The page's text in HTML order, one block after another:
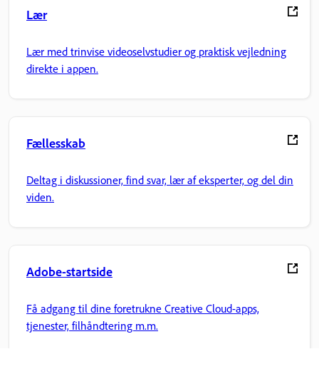
Lær
Lær med trinvise videoselvstudier og praktisk vejledning
direkte i appen.
Fællesskab
Deltag i diskussioner, find svar, lær af eksperter, og del din
viden.
Adobe-startside
Få adgang til dine foretrukne Creative Cloud-apps,
tjenester, filhåndtering m.m.